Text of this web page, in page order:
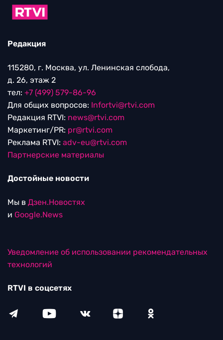
Редакция
115280, г. Москва, ул. Ленинская слобода,
д. 26, этаж 2
тел: +7 (499) 579-86-96
Для общих вопросов: Infortvi@rtvi.com
Редакция RTVI: news@rtvi.com
Маркетинг/PR: pr@rtvi.com
Реклама RTVI: adv-eu@rtvi.com
Партнерские материалы
Достойные новости
Мы в Дзен.Новостях
и Google.News
Уведомление об использовании рекомендательных
технологий
RTVI в соцсетях